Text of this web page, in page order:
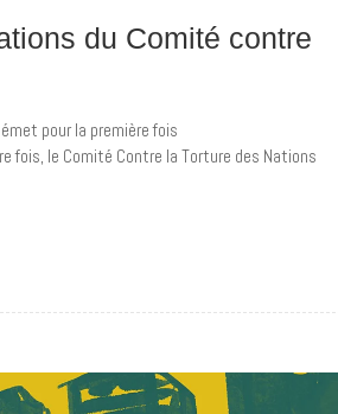
du Comité contre
pour la première fois
fois, le Comité Contre la Torture des Nations